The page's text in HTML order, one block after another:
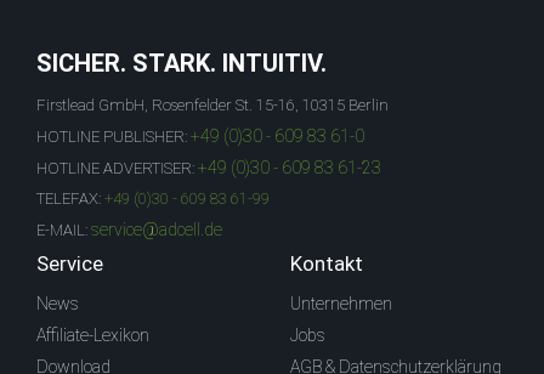
SICHER. STARK. INTUITIV.
Firstlead GmbH, Rosenfelder St. 15-16, 10315 Berlin
HOTLINE PUBLISHER: +49 (0)30 - 609 83 61-0
HOTLINE ADVERTISER: +49 (0)30 - 609 83 61-23
TELEFAX: +49 (0)30 - 609 83 61-99
E-MAIL: service@adcell.de
Service
News
Affiliate-Lexikon
Download
Kontakt
Unternehmen
Jobs
AGB & Datenschutzerklärung